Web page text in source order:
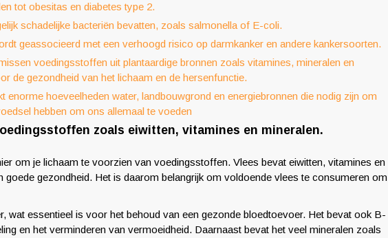
tot obesitas en diabetes type 2.
schadelijke bacteriën bevatten, zoals salmonella of E-coli.
geassocieerd met een verhoogd risico op darmkanker en andere kankersoorten.
voedingsstoffen uit plantaardige bronnen zoals vitamines, mineralen en
de gezondheid van het lichaam en de hersenfunctie.
enorme hoeveelheden water, landbouwgrond en energiebronnen die nodig zijn om
hebben om ons allemaal te voeden
zoals eiwitten, vitamines en mineralen.
om je lichaam te voorzien van voedingsstoffen. Vlees bevat eiwitten, vitamines en
goede gezondheid. Het is daarom belangrijk om voldoende vlees te consumeren om
wat essentieel is voor het behoud van een gezonde bloedtoevoer. Het bevat ook B-
en het verminderen van vermoeidheid. Daarnaast bevat het veel mineralen zoals